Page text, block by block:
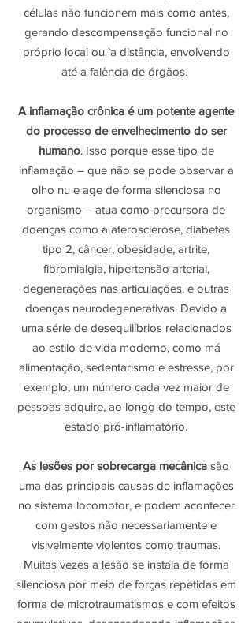
células não funcionem mais como antes,
gerando descompensação funcional no
próprio local ou `a distância, envolvendo
até a falência de órgãos.
A inflamação crônica é um potente agente
do processo de envelhecimento do ser
humano. Isso porque esse tipo de
inflamação – que não se pode observar a
olho nu e age de forma silenciosa no
organismo – atua como precursora de
doenças como a aterosclerose, diabetes
tipo 2, câncer, obesidade, artrite,
fibromialgia, hipertensão arterial,
degenerações nas articulações, e outras
doenças neurodegenerativas. Devido a
uma série de desequilíbrios relacionados
ao estilo de vida moderno, como má
alimentação, sedentarismo e estresse, por
exemplo, um número cada vez maior de
pessoas adquire, ao longo do tempo, este
estado pró-inflamatório.
As lesões por sobrecarga mecânica são
uma das principais causas de inflamações
no sistema locomotor, e podem acontecer
com gestos não necessariamente e
visivelmente violentos como traumas.
Muitas vezes a lesão se instala de forma
silenciosa por meio de forças repetidas em
forma de microtraumatismos e com efeitos